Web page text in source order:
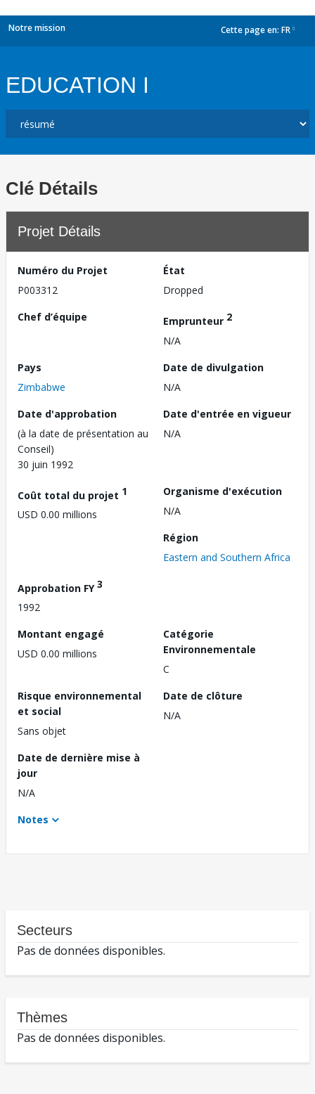
Notre mission Cette page en: FR
EDUCATION I
Clé Détails
Projet Détails
Numéro du Projet
P003312
État
Dropped
Chef d’équipe
Emprunteur 2
N/A
Pays
Zimbabwe
Date de divulgation
N/A
Date d'approbation
(à la date de présentation au
Conseil)
30 juin 1992
Date d'entrée en vigueur
N/A
Coût total du projet 1
USD 0.00 millions
Organisme d'exécution
N/A
Région
Eastern and Southern Africa
Approbation FY3
1992
Montant engagé
USD 0.00 millions
Catégorie
Environnementale
C
Risque environnemental
et social
Sans objet
Date de clôture
N/A
Date de dernière mise à
jour
N/A
Notes
Secteurs
Pas de données disponibles.
Thèmes
Pas de données disponibles.